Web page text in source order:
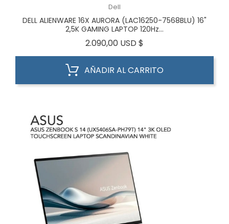
Dell
DELL ALIENWARE 16X AURORA (LAC16250-7568BLU) 16"
2,5K GAMING LAPTOP 120Hz...
2.090,00 USD $
AÑADIR AL CARRITO